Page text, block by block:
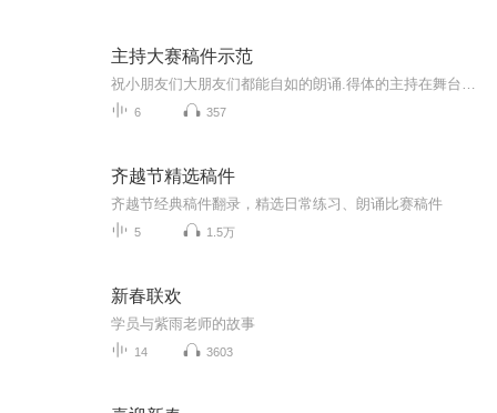
主持大赛稿件示范
6 357
齐越节精选稿件
齐越节经典稿件翻录，精选日常练习、朗诵比赛稿件
5 1.5万
新春联欢
学员与紫雨老师的故事
14 3603